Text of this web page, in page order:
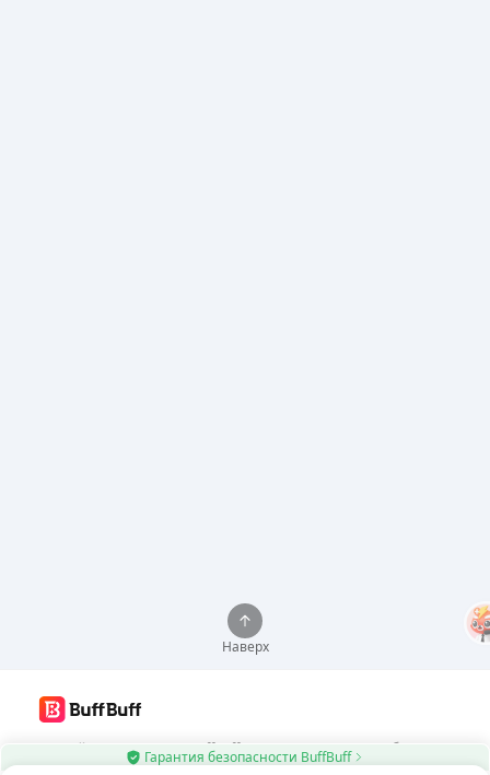
Гарантия безопасности BuffBuff
Наверх
Используйте приложение BuffBuff для автоматического обновления
приложений Android